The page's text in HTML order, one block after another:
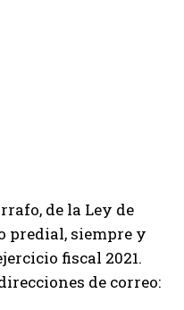
de la Ley de
predial, siempre y
fiscal 2021.
de correo: